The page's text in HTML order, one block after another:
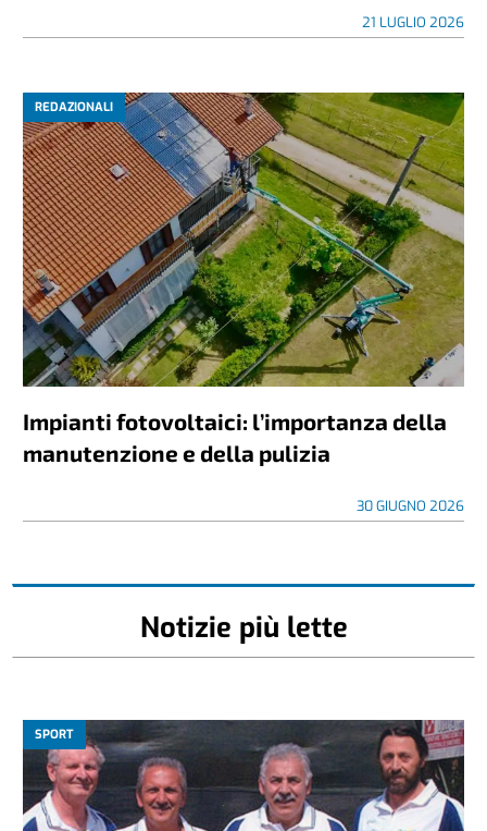
21 LUGLIO 2026
REDAZIONALI
Impianti fotovoltaici: l’importanza della
manutenzione e della pulizia
30 GIUGNO 2026
Notizie più lette
SPORT